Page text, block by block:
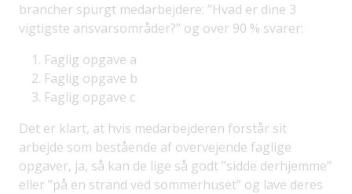
brancher spurgt medarbejdere: ”Hvad er dine 3
vigtigste ansvarsområder?” og over 90 % svarer:
Faglig opgave a
Faglig opgave b
Faglig opgave c
Det er klart, at hvis medarbejderen forstår sit
arbejde som bestående af overvejende faglige
opgaver, ja, så kan de lige så godt ”sidde derhjemme”
eller ”på en strand ved sommerhuset” og lave deres